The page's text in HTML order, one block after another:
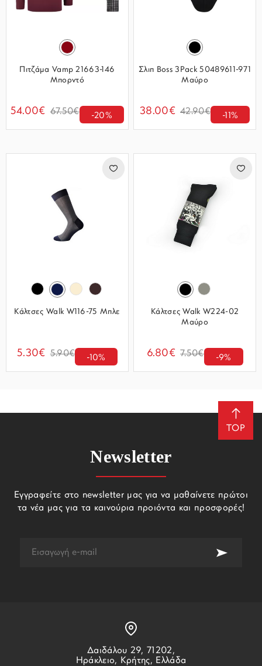
Πιτζάμα Vamp 21663-146
Μπορντό
54.00€ 67.50€ -20%
Σλιπ Boss 3Pack 50489611-971
Μαύρο
38.00€ 42.90€ -11%
Κάλτσες Walk W116-75 Μπλε
5.30€ 5.90€ -10%
Κάλτσες Walk W224-02
Μαύρο
6.80€ 7.50€ -9%
TOP
Δαιδάλου 29, 71202,
Ηράκλειο, Κρήτης, Ελλάδα
Newsletter
Εγγραφείτε στο newsletter μας για να μαθαίνετε πρώτοι
τα νέα μας για τα καινούρια προιόντα και προσφορές!